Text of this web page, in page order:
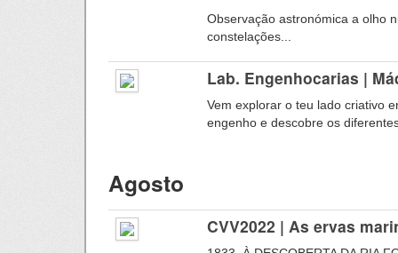
Observação astronómica a olho
constelações...
Lab. Engenhocarias |
Vem explorar o teu lado criativo
engenho e descobre os
Agosto
CVV2022 | As ervas